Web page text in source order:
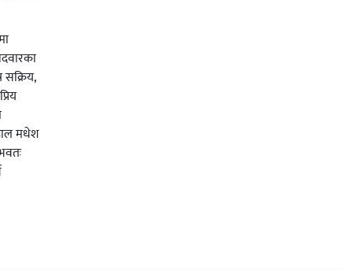
सक्रिय,
मधेश